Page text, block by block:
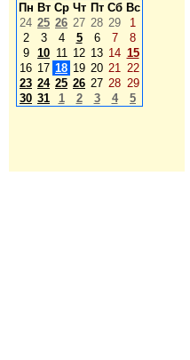
Пн Вт Ср Чт Пт Сб Вс
24 25 26 27 28 29
1
2
3 4 5 6 7
8
9
10 11 12 13 14 15
16 17 18 19 20 21 22
23 24 25 26 27 28 29
30 31 1 2 3 4 5